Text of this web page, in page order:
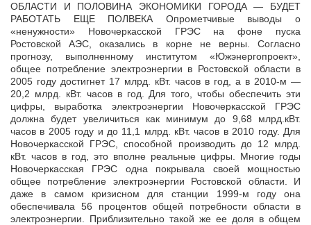
ОБЛАСТИ И ПОЛОВИНА ЭКОНОМИКИ ГОРОДА — БУДЕТ
РАБОТАТЬ ЕЩЕ ПОЛВЕКА Опрометчивые выводы о
«ненужности» Новочеркасской ГРЭС на фоне пуска
Ростовской АЭС,
оказались в корне не верны. Согласно
прогнозу, выполненному институтом «Южэнергопроект»,
общее потребление электроэнергии в Ростовской области в
2005 году достигнет 17 млрд. кВт. часов в год, а в 2010-м —
20,2 млрд. кВт. часов в год. Для того, чтобы обеспечить эти
цифры, выработка электроэнергии Новочеркасской ГРЭС
должна будет увеличиться как минимум до 9,68 млрд.кВт.
часов в 2005 году и до 11,1 млрд. кВт. часов в 2010 году. Для
Новочеркасской ГРЭС, способной производить до 12 млрд.
кВт. часов в год, это вполне реальные цифры. Многие годы
Новочеркасская ГРЭС одна покрывала своей мощностью
общее потребление электроэнергии Ростовской области. И
даже в самом кризисном для станции 1999-м году она
обеспечивала 56 процентов общей потребности области в
электроэнергии. Приблизительно такой же ее доля в общем